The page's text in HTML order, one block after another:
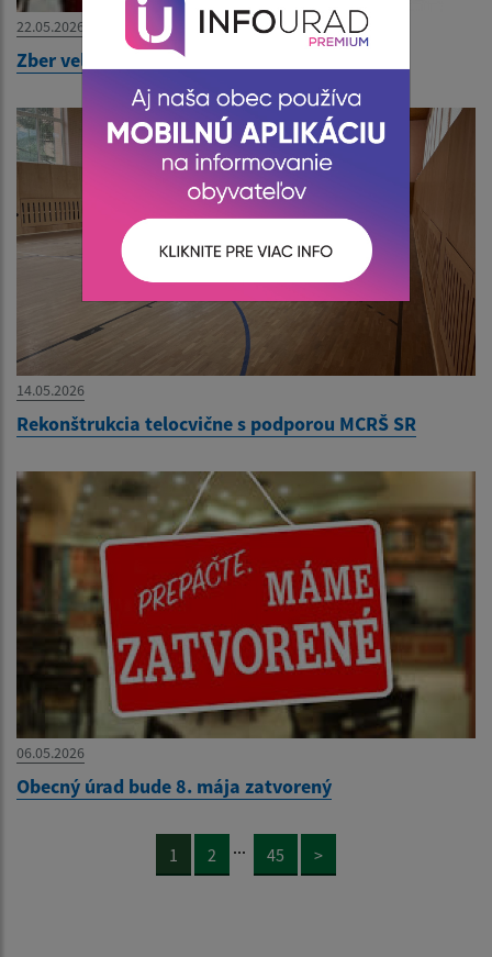
22.05.2026
Zber veľkoobjemového odpadu od 27.5.2026
14.05.2026
Rekonštrukcia telocvične s podporou MCRŠ SR
06.05.2026
Obecný úrad bude 8. mája zatvorený
1 2 ... 45 >